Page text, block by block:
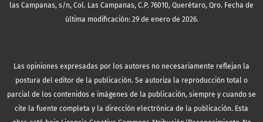
las Campanas, s/n, Col. Las Campanas, C.P. 76010, Querétaro, Qro. Fecha de
última modificación: 29 de enero de 2026.
Las opiniones expresadas por los autores no necesariamente reflejan la
postura del editor de la publicación. Se autoriza la reproducción total o
parcial de los contenidos e imágenes de la publicación, siempre y cuando se
cite la fuente completa y la dirección electrónica de la publicación. Esta